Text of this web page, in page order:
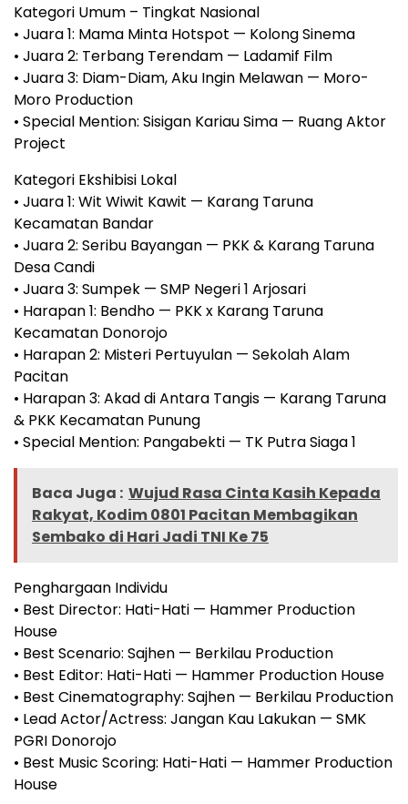
Kategori Umum – Tingkat Nasional
• Juara 1: Mama Minta Hotspot — Kolong Sinema
• Juara 2: Terbang Terendam — Ladamif Film
• Juara 3: Diam-Diam, Aku Ingin Melawan — Moro-
Moro Production
• Special Mention: Sisigan Kariau Sima — Ruang Aktor
Project
Kategori Ekshibisi Lokal
• Juara 1: Wit Wiwit Kawit — Karang Taruna
Kecamatan Bandar
• Juara 2: Seribu Bayangan — PKK & Karang Taruna
Desa Candi
• Juara 3: Sumpek — SMP Negeri 1 Arjosari
• Harapan 1: Bendho — PKK x Karang Taruna
Kecamatan Donorojo
• Harapan 2: Misteri Pertuyulan — Sekolah Alam
Pacitan
• Harapan 3: Akad di Antara Tangis — Karang Taruna
& PKK Kecamatan Punung
• Special Mention: Pangabekti — TK Putra Siaga 1
Baca Juga : Wujud Rasa Cinta Kasih Kepada
Rakyat, Kodim 0801 Pacitan Membagikan
Sembako di Hari Jadi TNI Ke 75
Penghargaan Individu
• Best Director: Hati-Hati — Hammer Production
House
• Best Scenario: Sajhen — Berkilau Production
• Best Editor: Hati-Hati — Hammer Production House
• Best Cinematography: Sajhen — Berkilau Production
• Lead Actor/Actress: Jangan Kau Lakukan — SMK
PGRI Donorojo
• Best Music Scoring: Hati-Hati — Hammer Production
House